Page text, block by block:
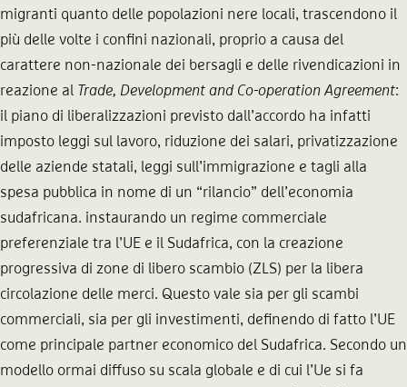
migranti quanto delle popolazioni nere locali, trascendono il
più delle volte i confini nazionali, proprio a causa del
carattere non-nazionale dei bersagli e delle rivendicazioni in
reazione al Trade, Development and Co-operation Agreement:
il piano di liberalizzazioni previsto dall’accordo ha infatti
imposto leggi sul lavoro, riduzione dei salari, privatizzazione
delle aziende statali, leggi sull’immigrazione e tagli alla
spesa pubblica in nome di un “rilancio” dell’economia
sudafricana. instaurando un regime commerciale
preferenziale tra l’UE e il Sudafrica, con la creazione
progressiva di zone di libero scambio (ZLS) per la libera
circolazione delle merci. Questo vale sia per gli scambi
commerciali, sia per gli investimenti, definendo di fatto l’UE
come principale partner economico del Sudafrica. Secondo un
modello ormai diffuso su scala globale e di cui l’Ue si fa